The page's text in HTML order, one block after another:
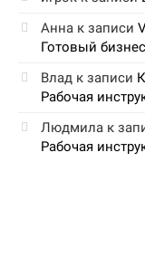
Анна к записи
Готовый
Влад к записи
Рабочая
Людмила к
Рабочая